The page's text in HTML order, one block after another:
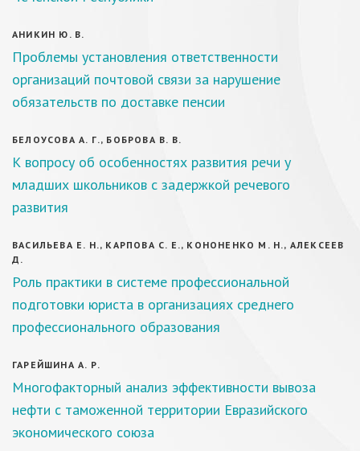
АНИКИН Ю. В.
Проблемы установления ответственности
организаций почтовой связи за нарушение
обязательств по доставке пенсии
БЕЛОУСОВА А. Г., БОБРОВА В. В.
К вопросу об особенностях развития речи у
младших школьников с задержкой речевого
развития
ВАСИЛЬЕВА Е. Н., КАРПОВА С. Е., КОНОНЕНКО М. Н., АЛЕКСЕЕВ
Д.
Роль практики в системе профессиональной
подготовки юриста в организациях среднего
профессионального образования
ГАРЕЙШИНА А. Р.
Многофакторный анализ эффективности вывоза
нефти с таможенной территории Евразийского
экономического союза